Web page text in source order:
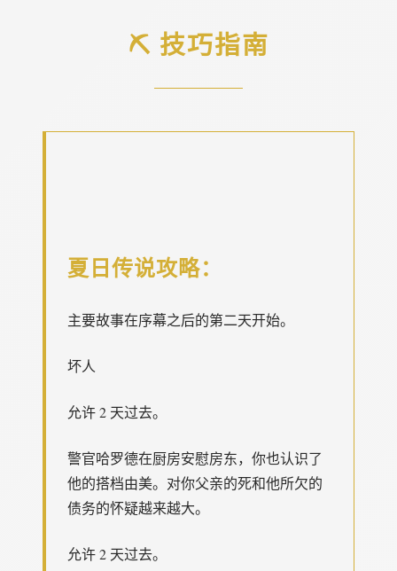
⛏️ 技巧指南
夏日传说攻略：
主要故事在序幕之后的第二天开始。
坏人
允许 2 天过去。
警官哈罗德在厨房安慰房东，你也认识了
他的搭档由美。对你父亲的死和他所欠的
债务的怀疑越来越大。
允许 2 天过去。